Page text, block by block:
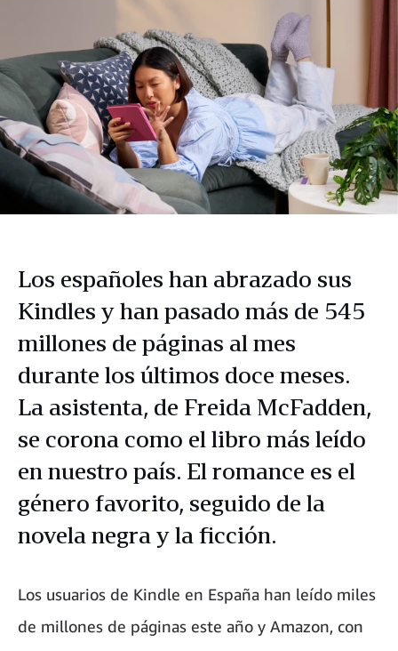
Los españoles han abrazado sus
Kindles y han pasado más de 545
millones de páginas al mes
durante los últimos doce meses.
La asistenta, de Freida McFadden,
se corona como el libro más leído
en nuestro país. El romance es el
género favorito, seguido de la
novela negra y la ficción.
Los usuarios de Kindle en España han leído miles
de millones de páginas este año y Amazon, con